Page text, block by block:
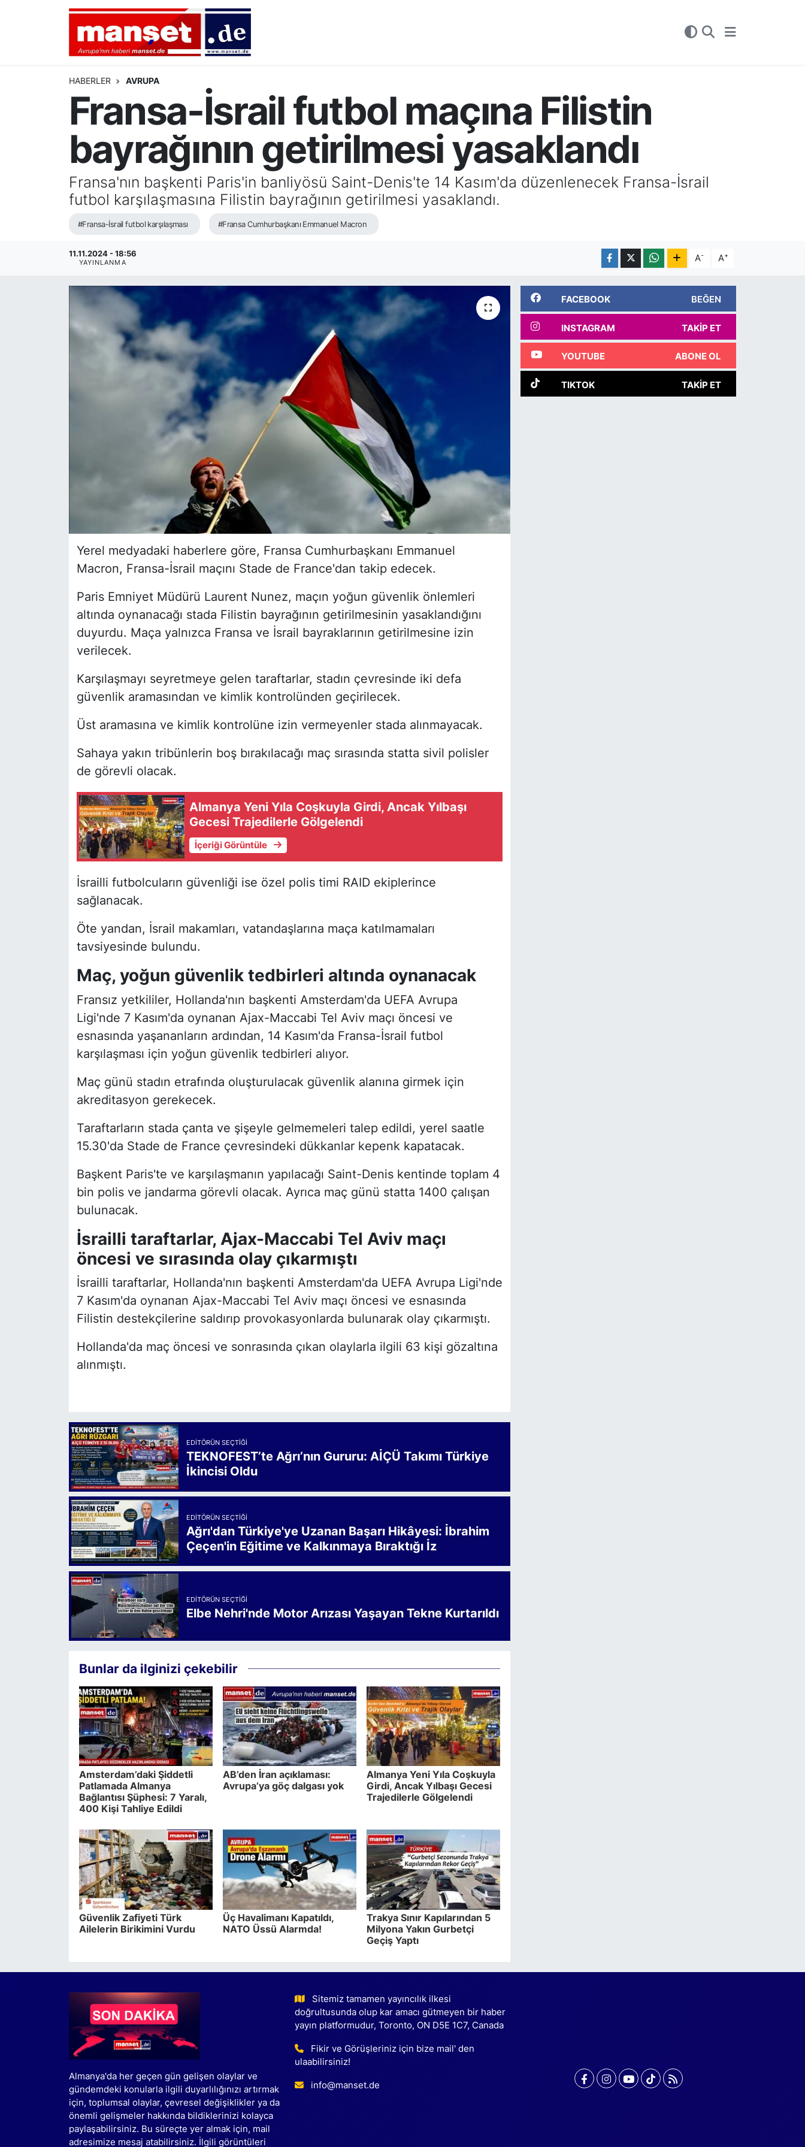
HABERLER AVRUPA
Fransa-İsrail futbol maçına Filistin
bayrağının getirilmesi yasaklandı
Fransa'nın başkenti Paris'in banliyösü Saint-Denis'te 14 Kasım'da düzenlenecek Fransa-İsrail
futbol karşılaşmasına Filistin bayrağının getirilmesi yasaklandı.
#Fransa-İsrail futbol karşılaşması #Fransa Cumhurbaşkanı Emmanuel Macron
11.11.2024 - 18:56
YAYINLANMA A- A+
Yerel medyadaki haberlere göre, Fransa Cumhurbaşkanı Emmanuel
Macron, Fransa-İsrail maçını Stade de France'dan takip edecek.
Paris Emniyet Müdürü Laurent Nunez, maçın yoğun güvenlik önlemleri
altında oynanacağı stada Filistin bayrağının getirilmesinin yasaklandığını
duyurdu. Maça yalnızca Fransa ve İsrail bayraklarının getirilmesine izin
verilecek.
Karşılaşmayı seyretmeye gelen taraftarlar, stadın çevresinde iki defa
güvenlik aramasından ve kimlik kontrolünden geçirilecek.
Üst aramasına ve kimlik kontrolüne izin vermeyenler stada alınmayacak.
Sahaya yakın tribünlerin boş bırakılacağı maç sırasında statta sivil polisler
de görevli olacak.
Almanya Yeni Yıla Coşkuyla Girdi, Ancak Yılbaşı
Gecesi Trajedilerle Gölgelendi
İçeriği Görüntüle
İsrailli futbolcuların güvenliği ise özel polis timi RAID ekiplerince
sağlanacak.
Öte yandan, İsrail makamları, vatandaşlarına maça katılmamaları
tavsiyesinde bulundu.
Maç, yoğun güvenlik tedbirleri altında oynanacak
Fransız yetkililer, Hollanda'nın başkenti Amsterdam'da UEFA Avrupa
Ligi'nde 7 Kasım'da oynanan Ajax-Maccabi Tel Aviv maçı öncesi ve
esnasında yaşananların ardından, 14 Kasım'da Fransa-İsrail futbol
karşılaşması için yoğun güvenlik tedbirleri alıyor.
Maç günü stadın etrafında oluşturulacak güvenlik alanına girmek için
akreditasyon gerekecek.
Taraftarların stada çanta ve şişeyle gelmemeleri talep edildi, yerel saatle
15.30'da Stade de France çevresindeki dükkanlar kepenk kapatacak.
Başkent Paris'te ve karşılaşmanın yapılacağı Saint-Denis kentinde toplam 4
bin polis ve jandarma görevli olacak. Ayrıca maç günü statta 1400 çalışan
bulunacak.
İsrailli taraftarlar, Ajax-Maccabi Tel Aviv maçı
öncesi ve sırasında olay çıkarmıştı
İsrailli taraftarlar, Hollanda'nın başkenti Amsterdam'da UEFA Avrupa Ligi'nde
7 Kasım'da oynanan Ajax-Maccabi Tel Aviv maçı öncesi ve esnasında
Filistin destekçilerine saldırıp provokasyonlarda bulunarak olay çıkarmıştı.
Hollanda'da maç öncesi ve sonrasında çıkan olaylarla ilgili 63 kişi gözaltına
alınmıştı.
EDITÖRÜN SEÇTIĞI
TEKNOFEST’te Ağrı’nın Gururu: AİÇÜ Takımı Türkiye
İkincisi Oldu
EDITÖRÜN SEÇTIĞI
Ağrı'dan Türkiye'ye Uzanan Başarı Hikâyesi: İbrahim
Çeçen'in Eğitime ve Kalkınmaya Bıraktığı İz
EDITÖRÜN SEÇTIĞI
Elbe Nehri'nde Motor Arızası Yaşayan Tekne Kurtarıldı
Bunlar da ilginizi çekebilir
Amsterdam’daki Şiddetli
Patlamada Almanya
Bağlantısı Şüphesi: 7 Yaralı,
400 Kişi Tahliye Edildi
AB’den İran açıklaması:
Avrupa’ya göç dalgası yok
Almanya Yeni Yıla Coşkuyla
Girdi, Ancak Yılbaşı Gecesi
Trajedilerle Gölgelendi
Güvenlik Zafiyeti Türk
Ailelerin Birikimini Vurdu
Üç Havalimanı Kapatıldı,
NATO Üssü Alarmda!
Trakya Sınır Kapılarından 5
Milyona Yakın Gurbetçi
Geçiş Yaptı
FACEBOOK BEĞEN
INSTAGRAM TAKIP ET
YOUTUBE ABONE OL
TIKTOK TAKIP ET
Almanya'da her geçen gün gelişen olaylar ve
gündemdeki konularla ilgili duyarlılığınızı artırmak
için, toplumsal olaylar, çevresel değişiklikler ya da
önemli gelişmeler hakkında bildiklerinizi kolayca
paylaşabilirsiniz. Bu süreçte yer almak için, mail
adresimize mesaj atabilirsiniz. İlgili görüntüleri
Sitemiz tamamen yayıncılık ilkesi
doğrultusunda olup kar amacı gütmeyen bir haber
yayın platformudur, Toronto, ON D5E 1C7, Canada
Fikir ve Görüşleriniz için bize mail' den
ulaabilirsiniz!
info@manset.de
AVRUPA
ALMANYA
TÜRKİYE
DEUTSCH
EKONOMİ
SİYASET
Nöbetçi Eczaneler
Hava Durumu
Namaz Vakitleri
Trafik Durumu
Puan Durumu ve Fikstür
Tüm Manşetler
Son Dakika Haberleri
Haber Arşivi